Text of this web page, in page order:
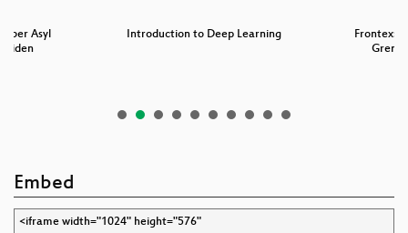
Asyl
Introduction to Deep Learning
Frontex:
Embed